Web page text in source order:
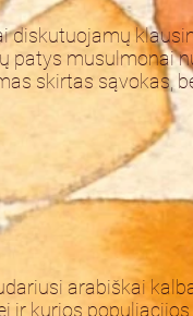
diskutuojamų
patys musulmonai
skirtas sąvokas,
arabiškai
ir kurios